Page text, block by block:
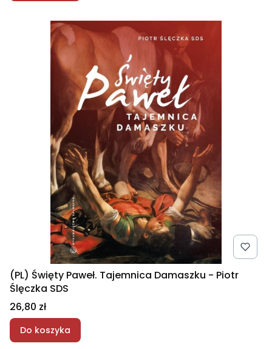
(PL) Święty Paweł. Tajemnica Damaszku - Piotr
Ślęczka SDS
Cena
26,80 zł
Do koszyka